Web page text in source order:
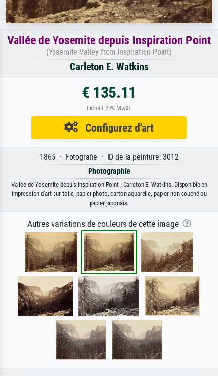
Vallée de Yosemite depuis Inspiration Point
(Yosemite Valley from Inspiration Point)
Carleton E. Watkins
€ 135.11
Enthält 20% MwSt.
Configurez d'art
1865 · Fotografie · ID de la peinture: 3012
Photographie
Vallée de Yosemite depuis Inspiration Point · Carleton E. Watkins. Disponible en
impression d'art sur toile, papier photo, carton aquarelle, papier non couché ou
papier japonais.
Autres variations de couleurs de cette image